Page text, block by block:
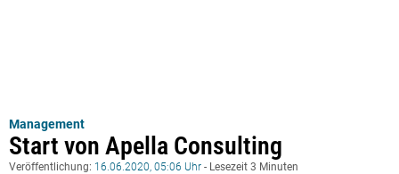
Management
Start von Apella Consulting
Veröffentlichung: 16.06.2020, 05:06 Uhr - Lesezeit 3 Minuten